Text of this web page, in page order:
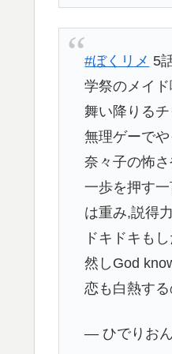
#ぼくリメ 5
学祭のメイ
舞い降りる
無理ゲーで
奈々子の怖
一歩を押す
は重み,説得
ドキドキも
然しGod
恋も白熱す
— ひでりお